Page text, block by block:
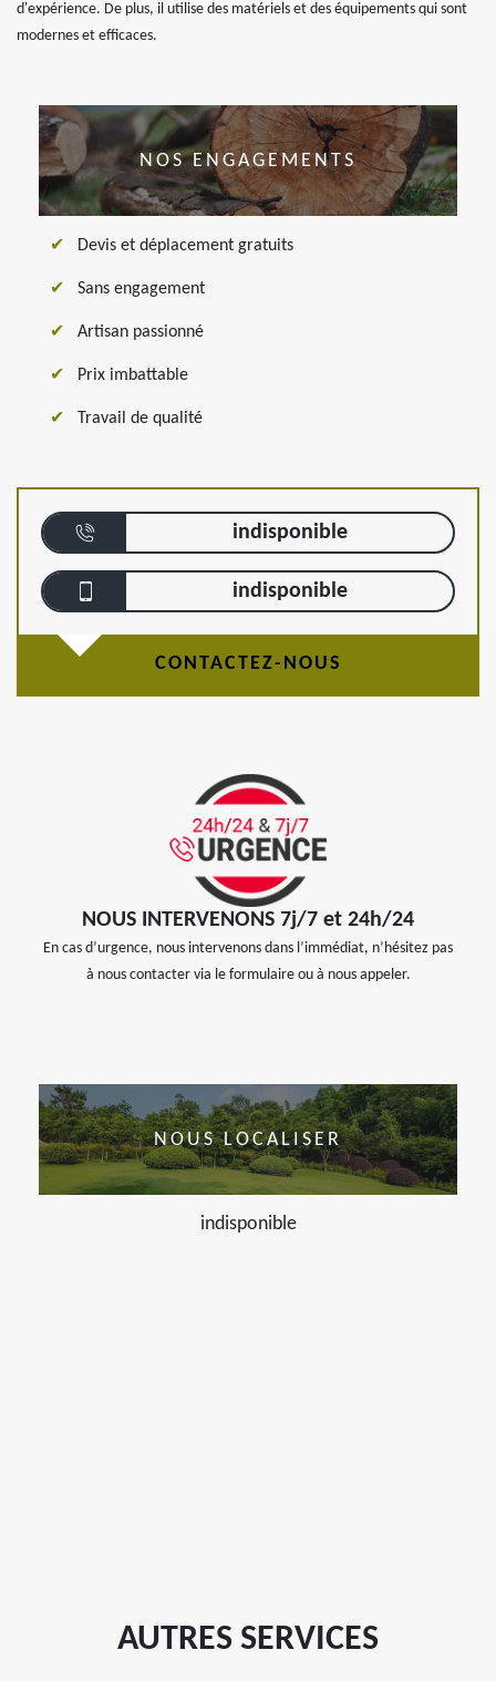
d'expérience. De plus, il utilise des matériels et des équipements qui sont
modernes et efficaces.
NOS ENGAGEMENTS
Devis et déplacement gratuits
Sans engagement
Artisan passionné
Prix imbattable
Travail de qualité
indisponible
indisponible
CONTACTEZ-NOUS
NOUS INTERVENONS 7j/7 et 24h/24
En cas d’urgence, nous intervenons dans l’immédiat, n’hésitez pas
à nous contacter via le formulaire ou à nous appeler.
NOUS LOCALISER
indisponible
AUTRES SERVICES